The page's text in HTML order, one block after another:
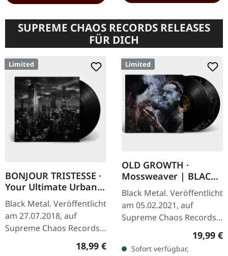
SUPREME CHAOS RECORDS RELEASES
FÜR DICH
Limited
BONJOUR TRISTESSE ·
Your Ultimate Urban
Nightmare | BLACK LP
Black Metal. Veröffentlicht
am 27.07.2018, auf
Supreme Chaos Records.
Schwarzes Vinyl mit
schwerem Cover und
Regulärer Preis:
18,99 €
Limited
OLD GROWTH ·
Mossweaver | BLACK
2LP
Black Metal. Veröffentlicht
am 05.02.2021, auf
Supreme Chaos Records.
Schwarzes Doppel-Vinyl
im schweren Gatefold-
19,99 €
Sofort verfügbar,